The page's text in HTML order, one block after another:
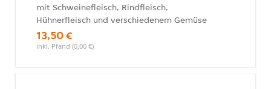
mit Schweinefleisch, Rindfleisch,
Hühnerfleisch und verschiedenem Gemüse
13,50 €
inkl. Pfand (0,00 €)